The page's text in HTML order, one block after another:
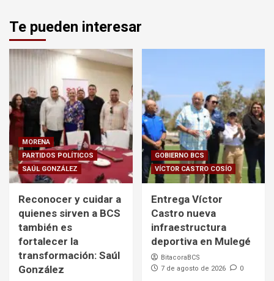
Te pueden interesar
MORENA
PARTIDOS POLÍTICOS
SAÚL GONZÁLEZ
Reconocer y cuidar a
quienes sirven a BCS
también es
fortalecer la
transformación: Saúl
González
GOBIERNO BCS
VÍCTOR CASTRO COSÍO
Entrega Víctor
Castro nueva
infraestructura
deportiva en Mulegé
BitacoraBCS
7 de agosto de 2026
0